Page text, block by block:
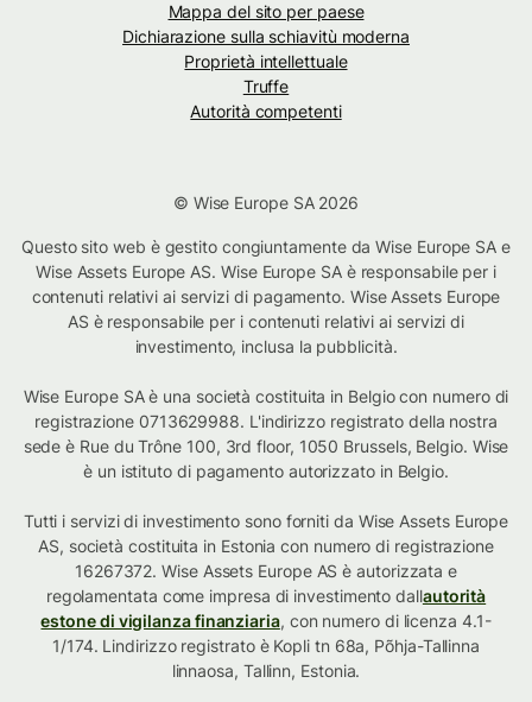
Mappa del sito per paese
Dichiarazione sulla schiavitù moderna
Proprietà intellettuale
Truffe
Autorità competenti
© Wise Europe SA 2026
Questo sito web è gestito congiuntamente da Wise Europe SA e
Wise Assets Europe AS. Wise Europe SA è responsabile per i
contenuti relativi ai servizi di pagamento. Wise Assets Europe
AS è responsabile per i contenuti relativi ai servizi di
investimento, inclusa la pubblicità.
Wise Europe SA è una società costituita in Belgio con numero di
registrazione 0713629988. L'indirizzo registrato della nostra
sede è Rue du Trône 100, 3rd floor, 1050 Brussels, Belgio. Wise
è un istituto di pagamento autorizzato in Belgio.
Tutti i servizi di investimento sono forniti da Wise Assets Europe
AS, società costituita in Estonia con numero di registrazione
16267372. Wise Assets Europe AS è autorizzata e
regolamentata come impresa di investimento dallautorità
estone di vigilanza finanziaria, con numero di licenza 4.1-
1/174. Lindirizzo registrato è Kopli tn 68a, Põhja-Tallinna
linnaosa, Tallinn, Estonia.